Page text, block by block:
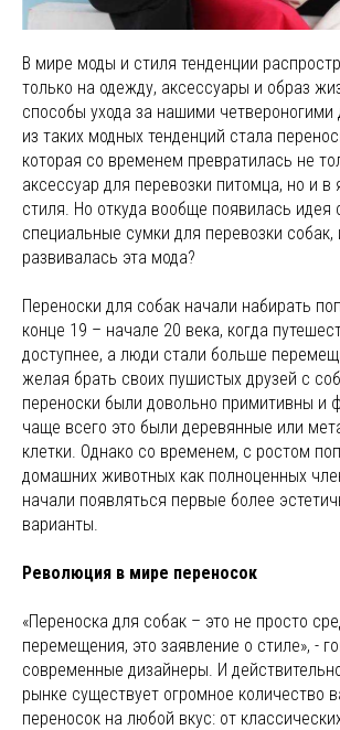
В мире моды и стиля тенденции
только на одежду, аксессуары и образ
способы ухода за нашими четвероногими
из таких модных тенденций стала
которая со временем превратилась не
аксессуар для перевозки питомца, но и в
стиля. Но откуда вообще появилась идея
специальные сумки для перевозки собак,
развивалась эта мода?
Переноски для собак начали набирать
конце 19 – начале 20 века, когда
доступнее, а люди стали больше
желая брать своих пушистых друзей с
переноски были довольно примитивны и
чаще всего это были деревянные или
клетки. Однако со временем, с ростом
домашних животных как полноценных
начали появляться первые более
варианты.
Революция в мире переносок
«Переноска для собак – это не просто
перемещения, это заявление о стиле», -
современные дизайнеры. И
рынке существует огромное количество
переносок на любой вкус: от